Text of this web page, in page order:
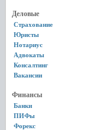
Деловые
Страхование
Юристы
Нотариус
Адвокаты
Консалтинг
Вакансии
Финансы
Банки
ПИФы
Форекс